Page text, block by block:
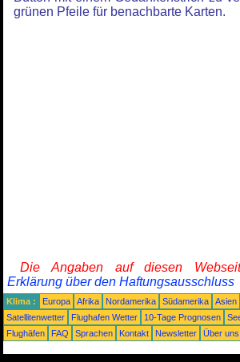
grünen Pfeile für benachbarte Karten.
Die Angaben auf diesen
Erklärung über den Haftungsausschluss
Klima : Europa Afrika Nordamerika Südamerika Asien
Satellitenwetter
Flughafen Wetter 10-Tage Prognosen
Flughäfen
FAQ Sprachen Kontakt Newsletter Über uns